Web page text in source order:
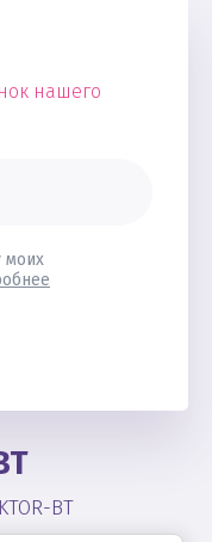
нашего
моих
BT